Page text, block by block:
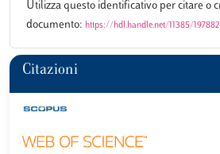
Utilizza questo identificativo per citare o
documento: https://hdl.handle.net/11385/197882
Citazioni